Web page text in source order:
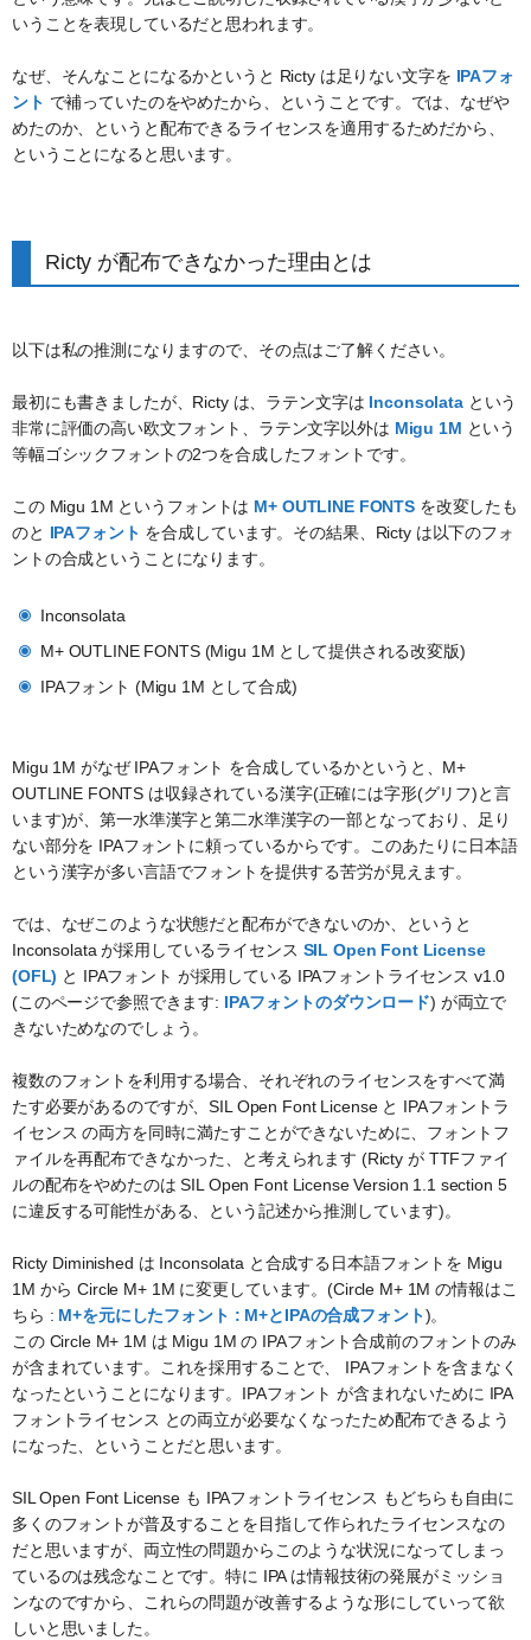
いうことを表現しているだと思われます。
なぜ、そんなことになるかというと Ricty は足りない文字を IPAフォ
ント で補っていたのをやめたから、ということです。では、なぜや
めたのか、というと配布できるライセンスを適用するためだから、
ということになると思います。
Ricty が配布できなかった理由とは
以下は私の推測になりますので、その点はご了解ください。
最初にも書きましたが、Ricty は、ラテン文字は Inconsolataという
非常に評価の高い欧文フォント、ラテン文字以外は Migu 1M という
等幅ゴシックフォントの2つを合成したフォントです。
この Migu 1M というフォントは M+ OUTLINE FONTSを改変したも
のと IPAフォント を合成しています。その結果、Ricty は以下のフォ
ントの合成ということになります。
Inconsolata
M+ OUTLINE FONTS (Migu 1M として提供される改変版)
IPAフォント (Migu 1M として合成)
Migu 1M がなぜ IPAフォント を合成しているかというと、M+
OUTLINE FONTS は収録されている漢字(正確には字形(グリフ)と言
います)が、第一水準漢字と第二水準漢字の一部となっており、足り
ない部分を IPAフォントに頼っているからです。このあたりに日本語
という漢字が多い言語でフォントを提供する苦労が見えます。
では、なぜこのような状態だと配布ができないのか、というと
Inconsolata が採用しているライセンス SIL Open Font License
(OFL) と IPAフォント が採用している IPAフォントライセンス v1.0
(このページで参照できます: IPAフォントのダウンロード) が両立で
きないためなのでしょう。
複数のフォントを利用する場合、それぞれのライセンスをすべて満
たす必要があるのですが、SIL Open Font License と IPAフォントラ
イセンス の両方を同時に満たすことができないために、フォントフ
ァイルを再配布できなかった、と考えられます (Ricty が TTFファイ
ルの配布をやめたのは SIL Open Font License Version 1.1 section 5
に違反する可能性がある、という記述から推測しています)。
Ricty Diminished は Inconsolata と合成する日本語フォントを Migu
1M から Circle M+ 1M に変更しています。(Circle M+ 1M の情報はこ
ちら : M+を元にしたフォント : M+とIPAの合成フォント)。
この Circle M+ 1M は Migu 1M の IPAフォント合成前のフォントのみ
が含まれています。これを採用することで、 IPAフォントを含まなく
なったということになります。IPAフォント が含まれないために IPA
フォントライセンス との両立が必要なくなったため配布できるよう
になった、ということだと思います。
SIL Open Font License も IPAフォントライセンス もどちらも自由に
多くのフォントが普及することを目指して作られたライセンスなの
だと思いますが、両立性の問題からこのような状況になってしまっ
ているのは残念なことです。特に IPA は情報技術の発展がミッショ
ンなのですから、これらの問題が改善するような形にしていって欲
しいと思いました。